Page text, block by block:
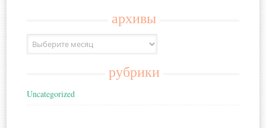
архивы
Архивы
рубрики
Uncategorized